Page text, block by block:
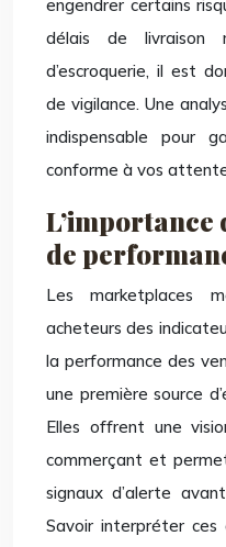
engendrer certains
délais de livraison
d’escroquerie, il est
de vigilance. Une
indispensable pour
conforme à vos
L’importance
de
Les marketplaces
acheteurs des
la performance des
une première source
Elles offrent une
commerçant et
signaux d’alerte
Savoir interpréter